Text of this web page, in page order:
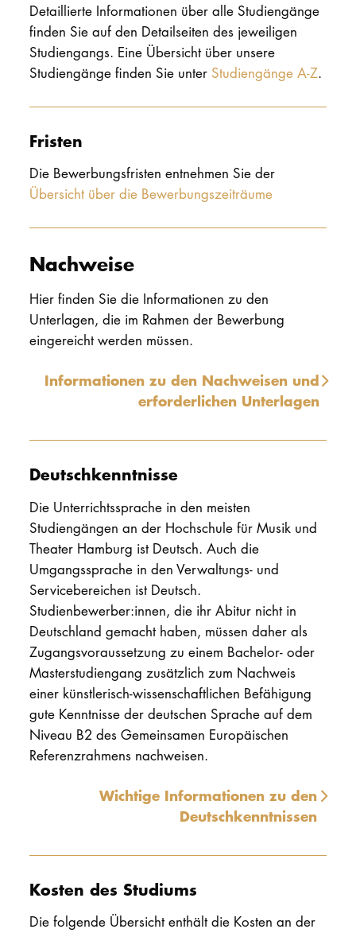
Detaillierte Informationen über alle Studiengänge
finden Sie auf den Detailseiten des jeweiligen
Studiengangs. Eine Übersicht über unsere
Studiengänge finden Sie unter Studiengänge A-Z.
Fristen
Die Bewerbungsfristen entnehmen Sie der
Übersicht über die Bewerbungszeiträume
Nachweise
Hier finden Sie die Informationen zu den
Unterlagen, die im Rahmen der Bewerbung
eingereicht werden müssen.
Informationen zu den Nachweisen und
erforderlichen Unterlagen
Deutschkenntnisse
Die Unterrichtssprache in den meisten
Studiengängen an der Hochschule für Musik und
Theater Hamburg ist Deutsch. Auch die
Umgangssprache in den Verwaltungs- und
Servicebereichen ist Deutsch.
Studienbewerber:innen, die ihr Abitur nicht in
Deutschland gemacht haben, müssen daher als
Zugangsvoraussetzung zu einem Bachelor- oder
Masterstudiengang zusätzlich zum Nachweis
einer künstlerisch-wissenschaftlichen Befähigung
gute Kenntnisse der deutschen Sprache auf dem
Niveau B2 des Gemeinsamen Europäischen
Referenzrahmens nachweisen.
Wichtige Informationen zu den
Deutschkenntnissen
Kosten des Studiums
Die folgende Übersicht enthält die Kosten an der